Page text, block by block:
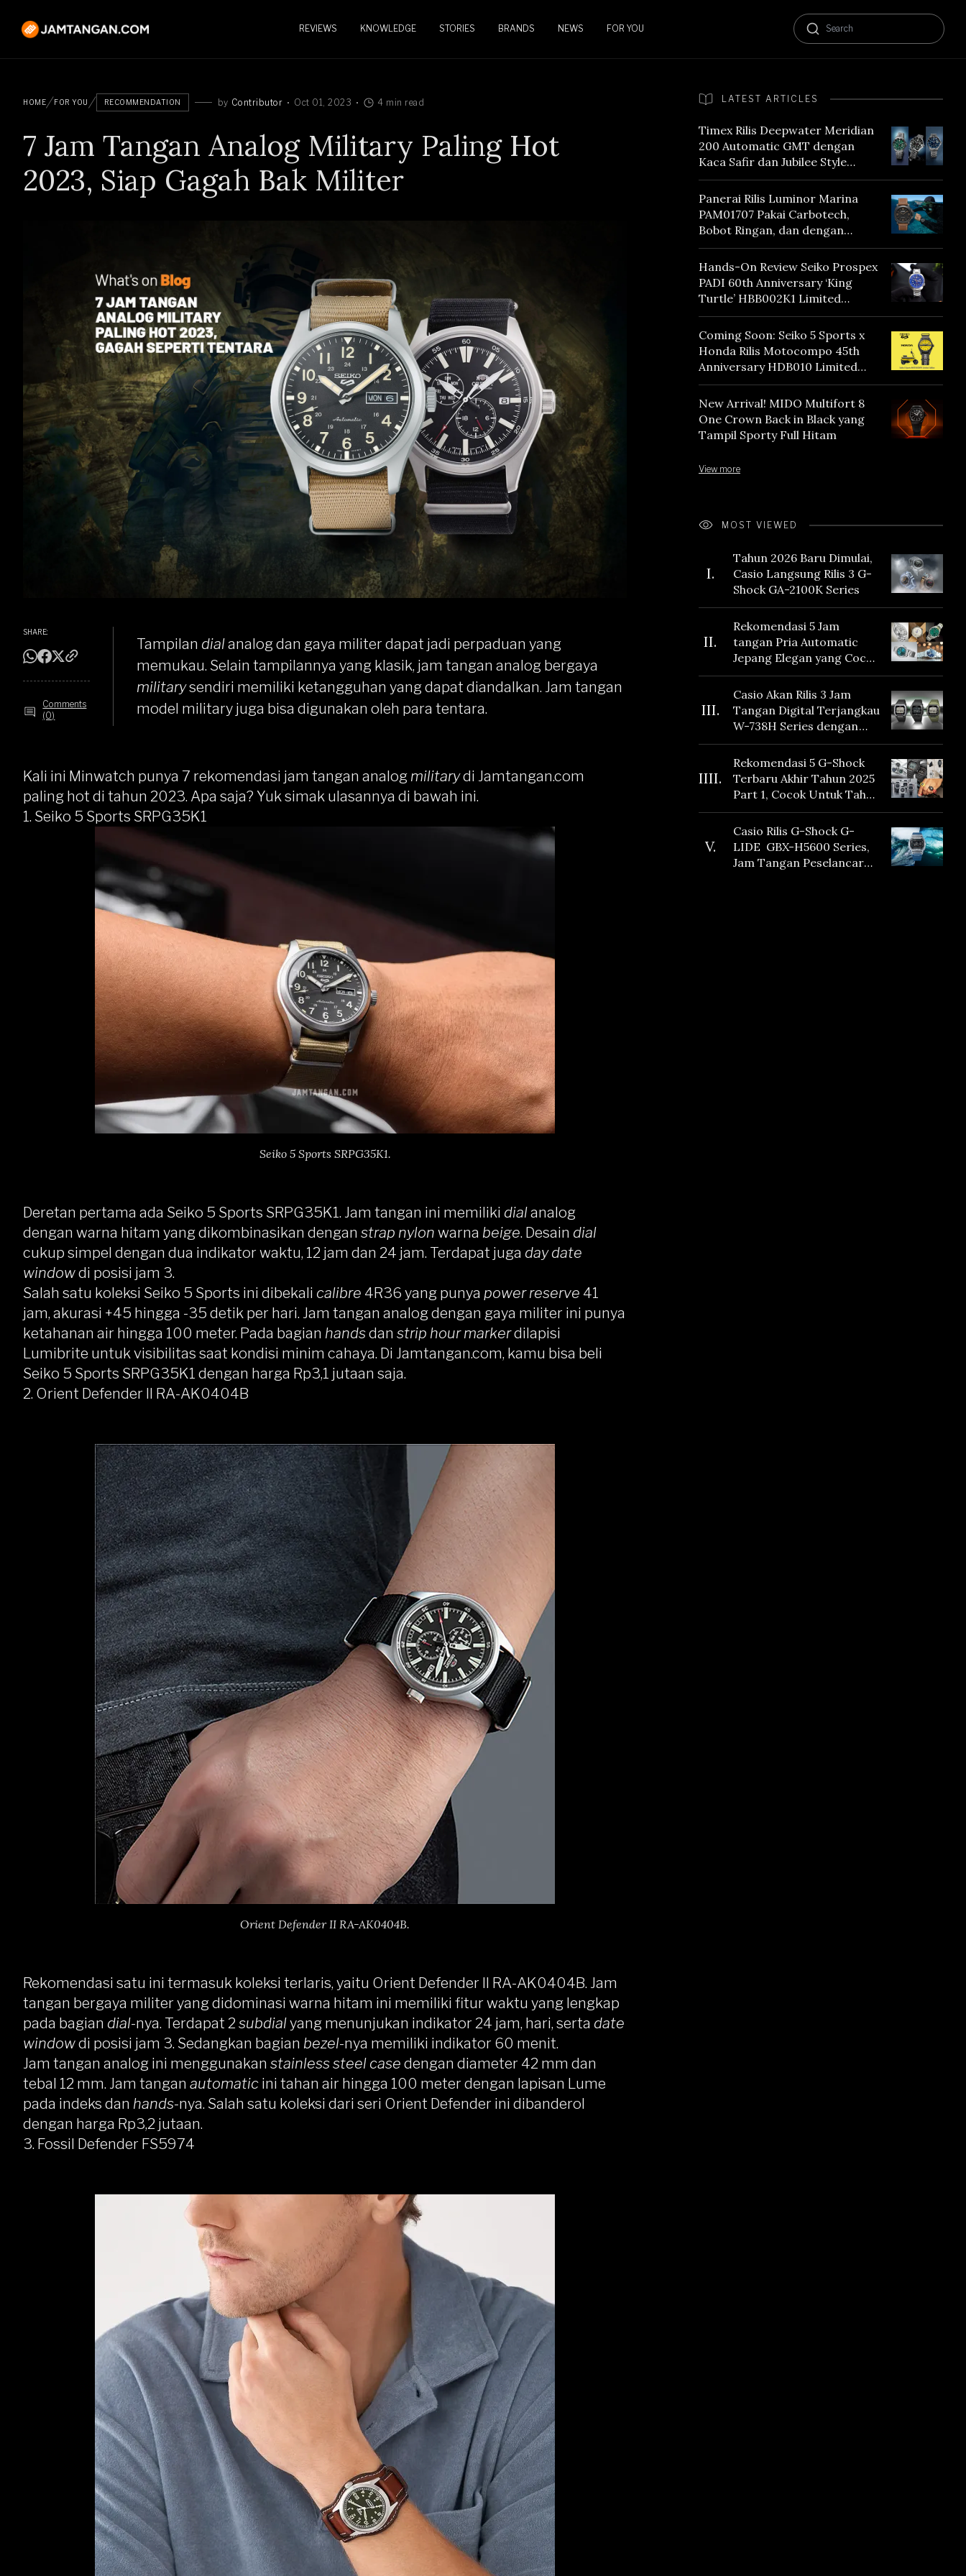
REVIEWS KNOWLEDGE STORIES BRANDS NEWS FOR YOU
HOME FOR YOU RECOMMENDATION by Contributor Oct 01, 2023 4 min read
7 Jam Tangan Analog Military Paling Hot
2023, Siap Gagah Bak Militer
SHARE:
Comments
(0)
Tampilan dialanalog dan gaya militer dapat jadi perpaduan yang
memukau. Selain tampilannya yang klasik, jam tangan analog bergaya
militarysendiri memiliki ketangguhan yang dapat diandalkan. Jam tangan
model military juga bisa digunakan oleh para tentara.
Kali ini Minwatch punya 7 rekomendasi jam tangan analog militarydi Jamtangan.com
paling hot di tahun 2023. Apa saja? Yuk simak ulasannya di bawah ini.
1. Seiko 5 Sports SRPG35K1
Seiko 5 Sports SRPG35K1.
Deretan pertama ada Seiko 5 Sports SRPG35K1. Jam tangan ini memiliki dialanalog
dengan warna hitam yang dikombinasikan dengan strap nylon warna beige. Desain dial
cukup simpel dengan dua indikator waktu, 12 jam dan 24 jam. Terdapat juga day date
windowdi posisi jam 3.
Salah satu koleksi Seiko 5 Sports ini dibekali calibre 4R36 yang punya power reserve 41
jam, akurasi +45 hingga -35 detik per hari. Jam tangan analog dengan gaya militer ini punya
ketahanan air hingga 100 meter. Pada bagian handsdan strip hour markerdilapisi
Lumibrite untuk visibilitas saat kondisi minim cahaya. Di Jamtangan.com, kamu bisa beli
Seiko 5 Sports SRPG35K1 dengan harga Rp3,1 jutaan saja.
2. Orient Defender II RA-AK0404B
Orient Defender II RA-AK0404B.
Rekomendasi satu ini termasuk koleksi terlaris, yaitu Orient Defender II RA-AK0404B. Jam
tangan bergaya militer yang didominasi warna hitam ini memiliki fitur waktu yang lengkap
pada bagian dial-nya. Terdapat 2 subdialyang menunjukan indikator 24 jam, hari, serta date
windowdi posisi jam 3. Sedangkan bagian bezel-nya memiliki indikator 60 menit.
Jam tangan analog ini menggunakan stainless steel case dengan diameter 42 mm dan
tebal 12 mm. Jam tangan automatic ini tahan air hingga 100 meter dengan lapisan Lume
pada indeks dan hands-nya. Salah satu koleksi dari seri Orient Defender ini dibanderol
dengan harga Rp3,2 jutaan.
3. Fossil Defender FS5974
LATEST ARTICLES
Timex Rilis Deepwater Meridian
200 Automatic GMT dengan
Kaca Safir dan Jubilee Style
Bracelet
Panerai Rilis Luminor Marina
PAM01707 Pakai Carbotech,
Bobot Ringan, dan dengan
Vintage Vibes
Hands-On Review Seiko Prospex
PADI 60th Anniversary ‘King
Turtle’ HBB002K1 Limited
Edition
Coming Soon: Seiko 5 Sports x
Honda Rilis Motocompo 45th
Anniversary HDB010 Limited
Edition
New Arrival! MIDO Multifort 8
One Crown Back in Black yang
Tampil Sporty Full Hitam
View more
MOST VIEWED
I.
Tahun 2026 Baru Dimulai,
Casio Langsung Rilis 3 G-
Shock GA-2100K Series
II.
Rekomendasi 5 Jam
tangan Pria Automatic
Jepang Elegan yang Cocok
Dikoleksi di 2026
III.
Casio Akan Rilis 3 Jam
Tangan Digital Terjangkau
W-738H Series dengan
Masa Baterai 10 Tahun
dan Fitur Vibration
IIII.
Rekomendasi 5 G-Shock
Terbaru Akhir Tahun 2025
Part 1, Cocok Untuk Tahun
Baru!
V.
Casio Rilis G-Shock G-
LIDE GBX-H5600 Series,
Jam Tangan Peselancar